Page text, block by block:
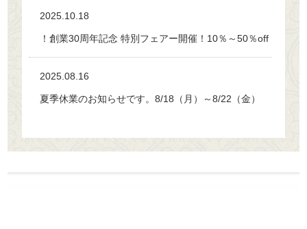
2025.10.18
！創業30周年記念 特別フェアー開催！10％～50％off
2025.08.16
夏季休業のお知らせです。8/18（月）～8/22（金）